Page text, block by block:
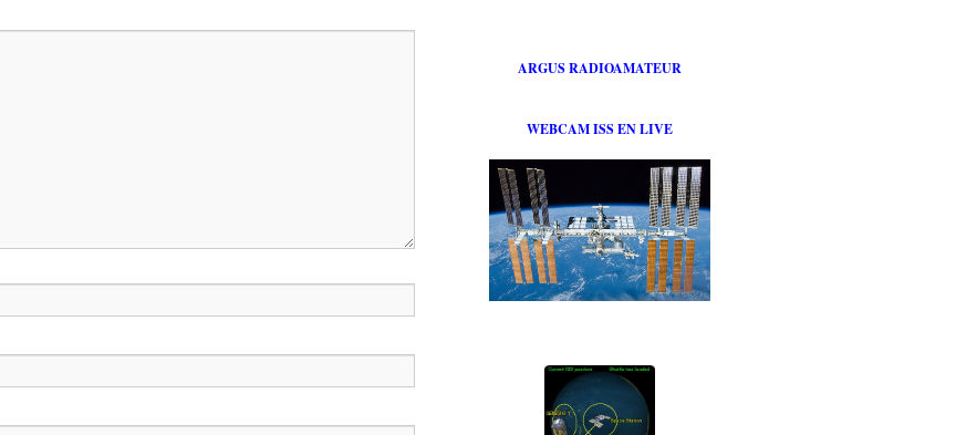
ARGUS RADIOAMATEUR
WEBCAM ISS EN LIVE